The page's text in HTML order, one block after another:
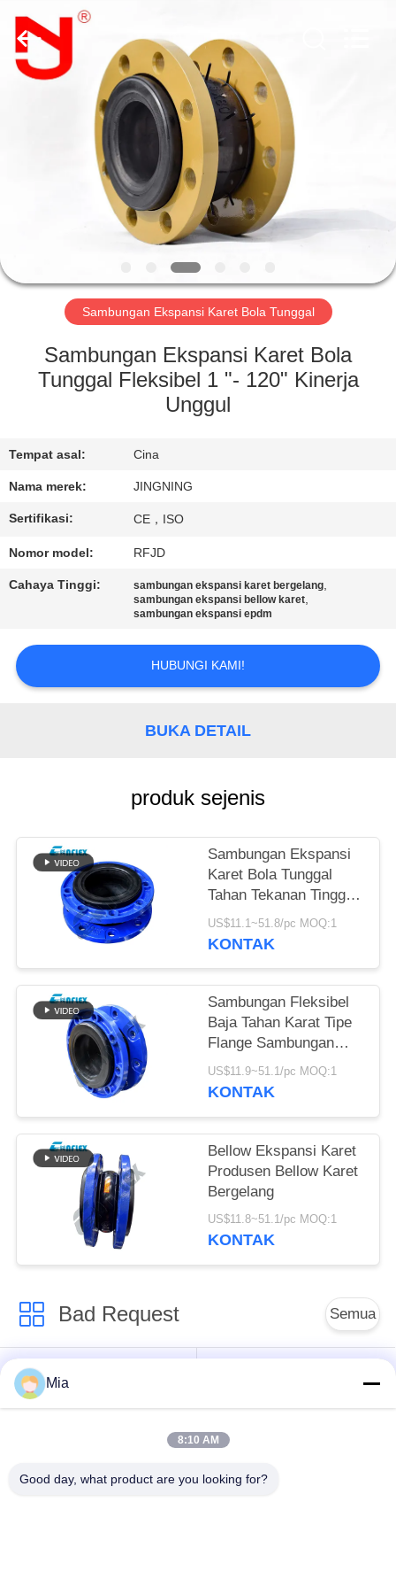
PRODUK
TAMPILAN
TENTANG
TUR
KONTROL
KUALITAS
HUBUNGI
KAMI
PERMINTAAN
PRIVASI
Songjiang
Shock
Absorber
Co.,Ltd..
Rights
Sambungan Ekspansi Karet Bola Tunggal
Sambungan Ekspansi Karet Bola
Tunggal Fleksibel 1 "- 120" Kinerja
Unggul
Tempat asal: Cina
Nama merek: JINGNING
Sertifikasi: CE，ISO
Nomor model: RFJD
Cahaya Tinggi: sambungan ekspansi karet bergelang,
sambungan ekspansi bellow karet,
sambungan ekspansi epdm
HUBUNGI KAMI!
BUKA DETAIL
produk sejenis
Sambungan Ekspansi
Karet Bola Tunggal
Tahan Tekanan Tinggi
Dalam Perpipaan
Disesuaikan
US$11.1~51.8/pc MOQ:1
KONTAK
Sambungan Fleksibel
Baja Tahan Karat Tipe
Flange Sambungan
Ekspansi Pipa Khusus
US$11.9~51.1/pc MOQ:1
KONTAK
Bellow Ekspansi Karet
Produsen Bellow Karet
Bergelang
US$11.8~51.1/pc MOQ:1
KONTAK
Bad Request Semua
Sambungan Ekspansi
Karet Bola Tunggal
Sambungan Ekspansi
Mia
8:10 AM
Good day, what product are you looking for?